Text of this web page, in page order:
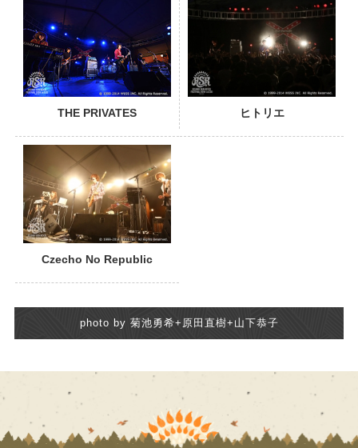
THE PRIVATES ヒトリエ
PHOTO
Czecho No Republic
photo by 菊池勇希+原田直樹+山下恭子